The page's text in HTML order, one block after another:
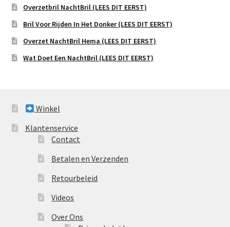
Overzetbril NachtBril (LEES DIT EERST)
Bril Voor Rijden In Het Donker (LEES DIT EERST)
Overzet NachtBril Hema (LEES DIT EERST)
Wat Doet Een NachtBril (LEES DIT EERST)
Winkel
Klantenservice
Contact
Betalen en Verzenden
Retourbeleid
Videos
Over Ons